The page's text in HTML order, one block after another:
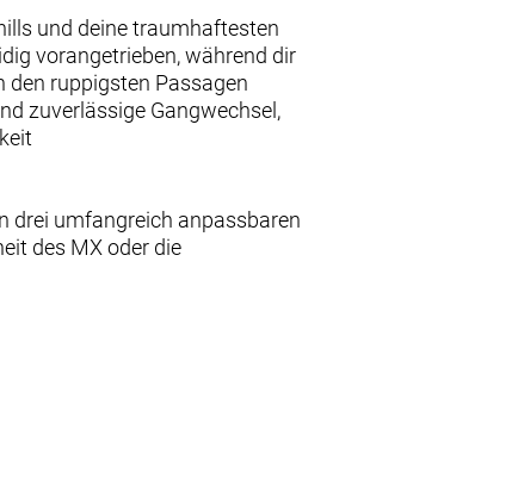
und deine traumhaftesten
vorangetrieben, während dir
den ruppigsten Passagen
zuverlässige Gangwechsel,
drei umfangreich anpassbaren
des MX oder die